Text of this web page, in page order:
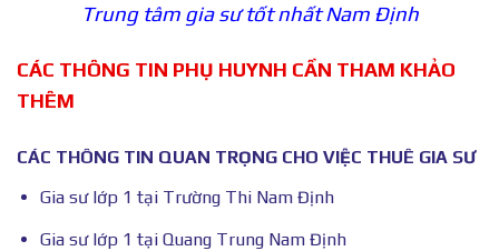
Trung tâm gia sư tốt nhất Nam Định
CÁC THÔNG TIN PHỤ HUYNH CẦN THAM KHẢO
THÊM
CÁC THÔNG TIN QUAN TRỌNG CHO VIỆC THUÊ GIA SƯ
Gia sư lớp 1 tại Trường Thi Nam Định
Gia sư lớp 1 tại Quang Trung Nam Định